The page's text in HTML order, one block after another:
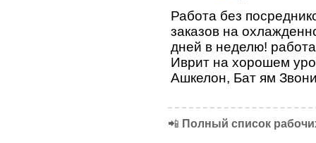
Работа без
заказов на
дней в неделю!
Иврит на хорошем
Ашкелон, Бат ям
📲 Полный список